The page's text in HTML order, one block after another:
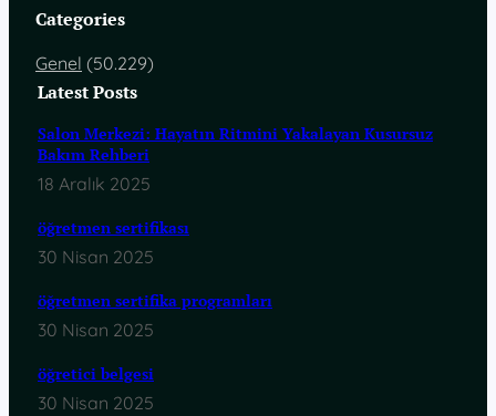
Categories
Genel (50.229)
Latest Posts
Salon Merkezi: Hayatın Ritmini Yakalayan Kusursuz
Bakım Rehberi
18 Aralık 2025
öğretmen sertifikası
30 Nisan 2025
öğretmen sertifika programları
30 Nisan 2025
öğretici belgesi
30 Nisan 2025